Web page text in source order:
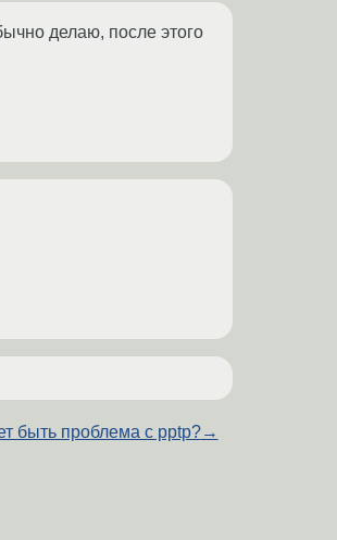
делаю, после этого
быть проблема с pptp?→